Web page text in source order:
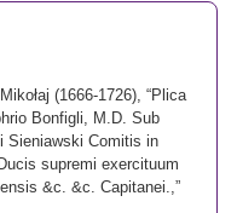
(1666-1726), “Plica
Bonfigli, M.D. Sub
Sieniawski Comitis in
supremi exercituum
&c. &c. Capitanei.,”